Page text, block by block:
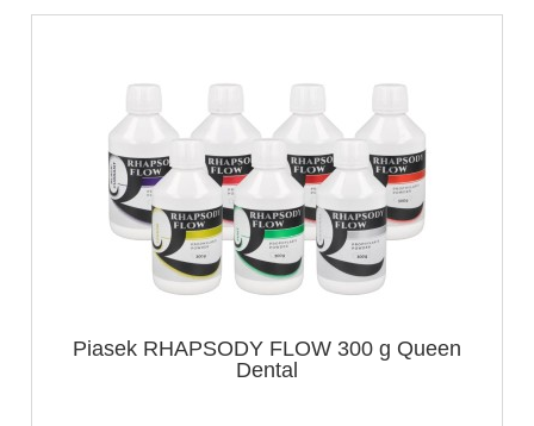
Piasek RHAPSODY FLOW 300 g Queen
Dental